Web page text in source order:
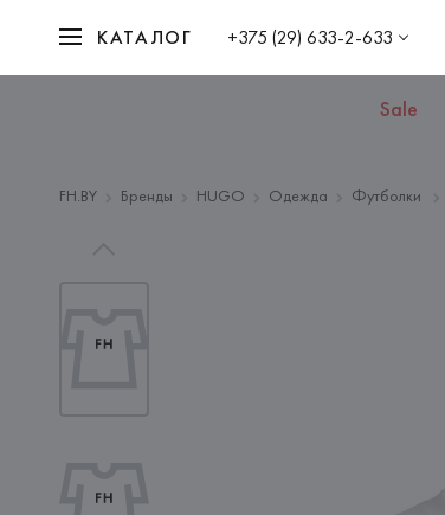
КАТАЛОГ +375 (29) 633-2-633
Sale
FH.BY Бренды HUGO Одежда Футболки